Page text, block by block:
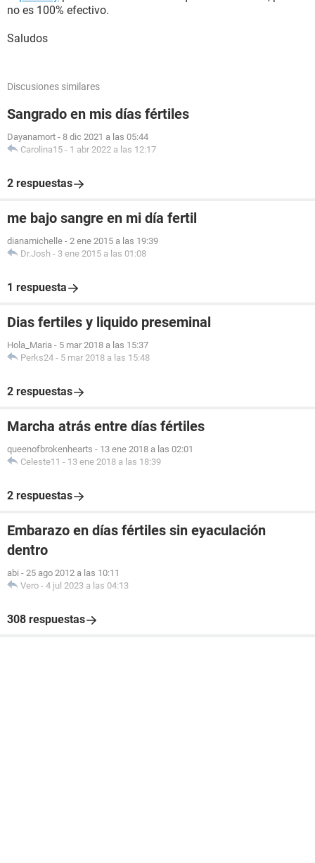
no es 100% efectivo.
Saludos
Discusiones similares
Sangrado en mis días fértiles
Dayanamort - 8 dic 2021 a las 05:44
Carolina15 - 1 abr 2022 a las 12:17
2 respuestas
me bajo sangre en mi día fertil
dianamichelle - 2 ene 2015 a las 19:39
Dr.Josh - 3 ene 2015 a las 01:08
1 respuesta
Dias fertiles y liquido preseminal
Hola_Maria - 5 mar 2018 a las 15:37
Perks24 - 5 mar 2018 a las 15:48
2 respuestas
Marcha atrás entre días fértiles
queenofbrokenhearts - 13 ene 2018 a las 02:01
Celeste11 - 13 ene 2018 a las 18:39
2 respuestas
Embarazo en días fértiles sin eyaculación
dentro
abi - 25 ago 2012 a las 10:11
Vero - 4 jul 2023 a las 04:13
308 respuestas